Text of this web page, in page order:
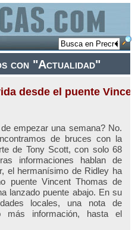
con "Actualidad"
desde el puente
empezar una semana? No.
de bruces con la
de Tony Scott, con solo 68
informaciones hablan de
el hermanísimo de Ridley ha
puente Vincent Thomas de
lanzado puente abajo. En su
locales, una nota de
más información, hasta el